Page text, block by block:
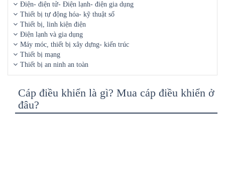
Điện- điện tử- Điện lạnh- điện gia dụng
Thiết bị tự động hóa- kỹ thuật số
Thiết bị, linh kiện điện
Điện lạnh và gia dụng
Máy móc, thiết bị xây dựng- kiến trúc
Thiết bị mạng
Thiết bị an ninh an toàn
Cáp điều khiển là gì? Mua cáp điều khiển ở
đâu?